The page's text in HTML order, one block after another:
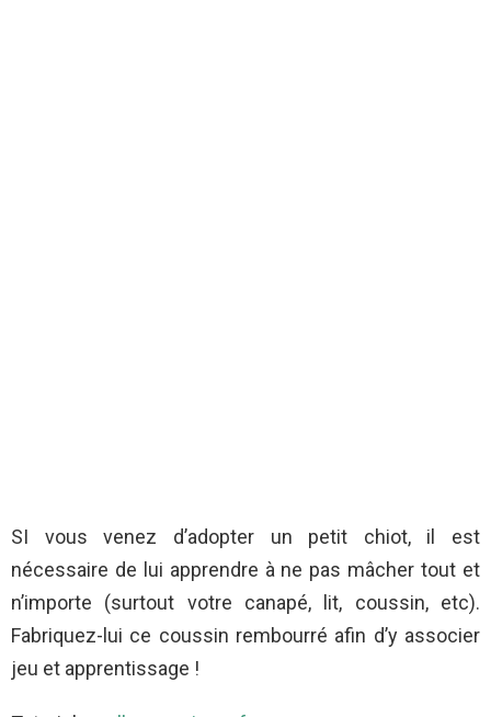
SI vous venez d’adopter un petit chiot, il est
nécessaire de lui apprendre à ne pas mâcher tout et
n’importe (surtout votre canapé, lit, coussin, etc).
Fabriquez-lui ce coussin rembourré afin d’y associer
jeu et apprentissage !